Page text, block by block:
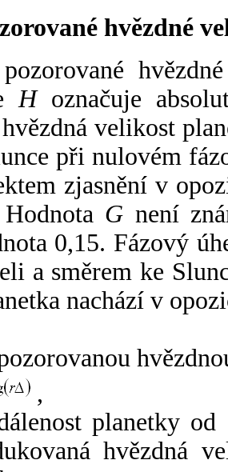
hvězdné
Hoznačuje
velikost
při nulovém
zjasnění v
G není
0,15. Fázový
a směrem ke
nachází v
,
planetky od
hvězdná